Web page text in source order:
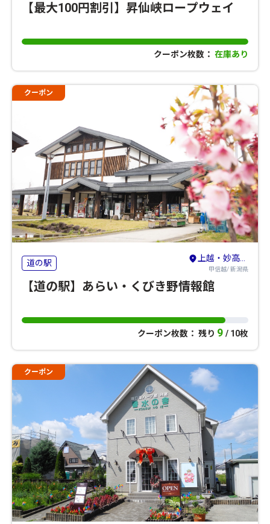
【最大100円割引】昇仙峡ロープウェイ
クーポン枚数： 在庫あり
クーポン
道の駅 上越・妙高・糸魚川
甲信越/ 新潟県
【道の駅】あらい・くびき野情報館
クーポン枚数： 残り 9 / 10枚
クーポン